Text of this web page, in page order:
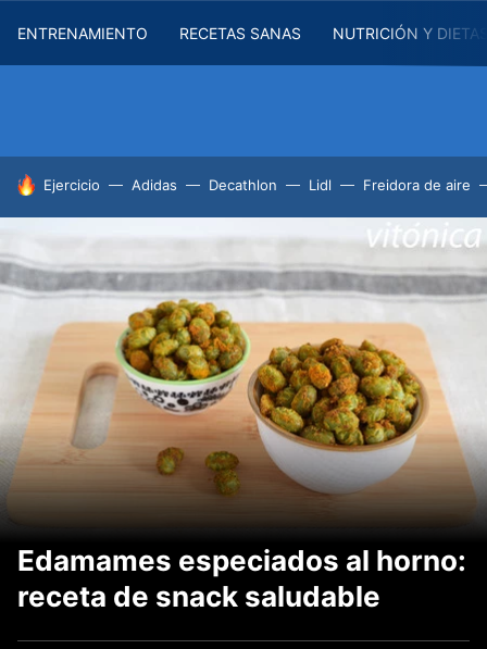
ENTRENAMIENTO RECETAS SANAS NUTRICIÓN Y
HOY SE HABLA DE
Ejercicio Adidas Decathlon Lidl Freidora de aire
Edamames especiados al horno:
receta de snack saludable